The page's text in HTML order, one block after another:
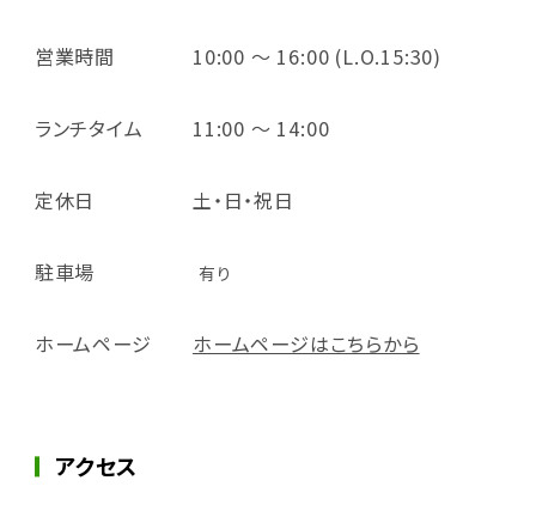
営業時間 10:00 ～ 16:00 (L.O.15:30)
ランチタイム 11:00 ～ 14:00
定休日 土・日・祝日
駐車場 有り
ホームページ ホームページはこちらから
アクセス